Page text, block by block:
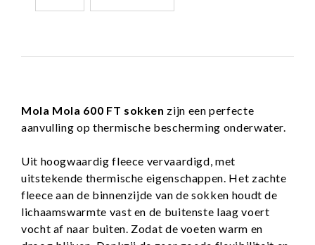
Mola Mola 600 FT sokken zijn een perfecte
aanvulling op thermische bescherming onderwater.
Uit hoogwaardig fleece vervaardigd, met
uitstekende thermische eigenschappen. Het zachte
fleece aan de binnenzijde van de sokken houdt de
lichaamswarmte vast en de buitenste laag voert
vocht af naar buiten. Zodat de voeten warm en